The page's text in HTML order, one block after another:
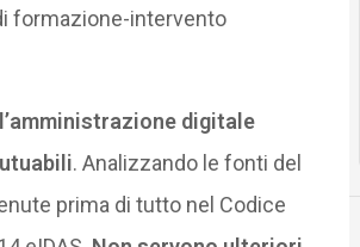
formazione-intervento
digitale
. Analizzando le fonti del
prima di tutto nel Codice